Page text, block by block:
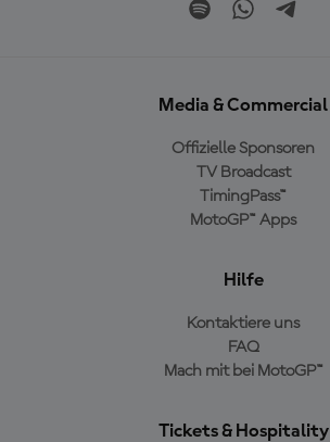
Media & Commercial
Offizielle Sponsoren
TV Broadcast
TimingPass™
MotoGP™ Apps
Hilfe
Kontaktiere uns
FAQ
Mach mit bei MotoGP™
Tickets & Hospitality